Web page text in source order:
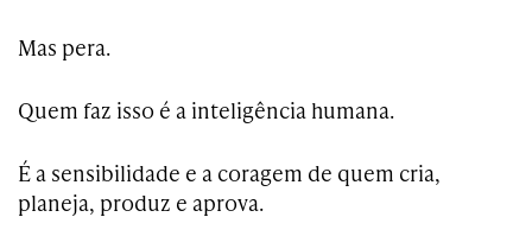
Mas pera.
Quem faz isso é a inteligência humana.
É a sensibilidade e a coragem de quem cria,
planeja, produz e aprova.